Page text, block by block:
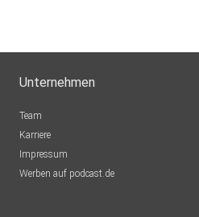
Unternehmen
Team
Karriere
Impressum
Werben auf podcast.de